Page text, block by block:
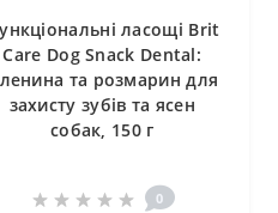
ласощі Brit
Care Dog Snack Dental:
та розмарин для
захисту зубів та ясен
собак, 150 г
0